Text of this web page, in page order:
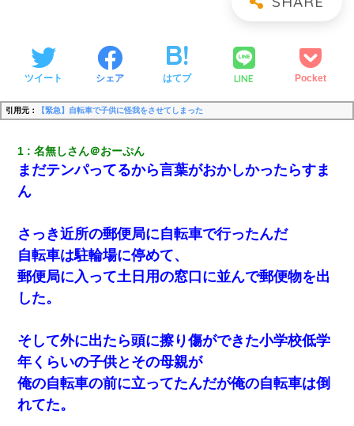
ツイート シェア はてブ LINE Pocket
引用元： 【緊急】自転車で子供に怪我をさせてしまった
1 名無しさん＠おーぷん
まだテンパってるから言葉がおかしかったらすま
ん
さっき近所の郵便局に自転車で行ったんだ
自転車は駐輪場に停めて、
郵便局に入って土日用の窓口に並んで郵便物を出
した。
そして外に出たら頭に擦り傷ができた小学校低学
年くらいの子供とその母親が
俺の自転車の前に立ってたんだが俺の自転車は倒
れてた。